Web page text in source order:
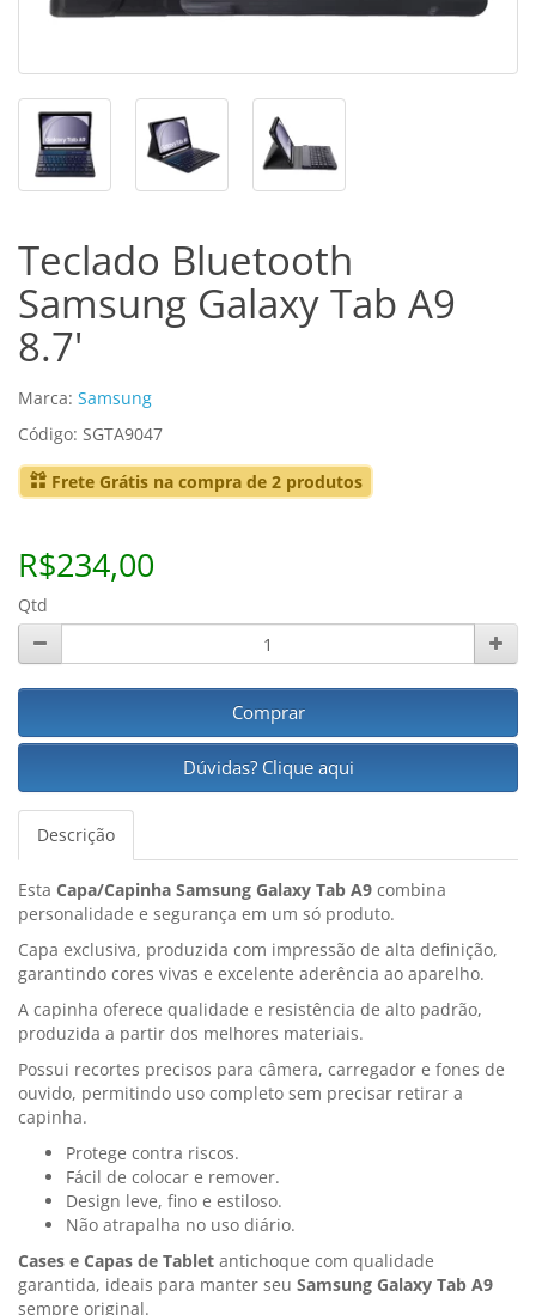
Teclado Bluetooth
Samsung Galaxy Tab A9
8.7'
Marca: Samsung
Código: SGTA9047
Frete Grátis na compra de 2 produtos
R$234,00
Qtd
Comprar
Dúvidas? Clique aqui
Descrição
Esta Capa/Capinha Samsung Galaxy Tab A9 combina
personalidade e segurança em um só produto.
Capa exclusiva, produzida com impressão de alta definição,
garantindo cores vivas e excelente aderência ao aparelho.
A capinha oferece qualidade e resistência de alto padrão,
produzida a partir dos melhores materiais.
Possui recortes precisos para câmera, carregador e fones de
ouvido, permitindo uso completo sem precisar retirar a
capinha.
Protege contra riscos.
Fácil de colocar e remover.
Design leve, fino e estiloso.
Não atrapalha no uso diário.
Cases e Capas de Tablet antichoque com qualidade
garantida, ideais para manter seu Samsung Galaxy Tab A9
sempre original.